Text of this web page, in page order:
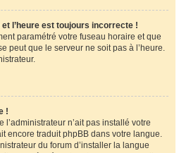
l’heure est toujours incorrecte !
paramétré votre fuseau horaire et que
peut que le serveur ne soit pas à l’heure.
!
n’ait pas installé votre
encore traduit phpBB dans votre langue.
du forum d’installer la langue